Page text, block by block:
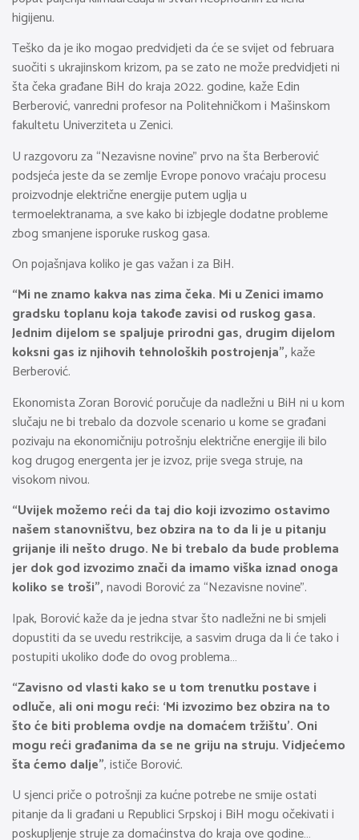
higijenu.
Teško da je iko mogao predvidjeti da će se svijet od februara
suočiti s ukrajinskom krizom, pa se zato ne može predvidjeti ni
šta čeka građane BiH do kraja 2022. godine, kaže Edin
Berberović, vanredni profesor na Politehničkom i Mašinskom
fakultetu Univerziteta u Zenici.
U razgovoru za “Nezavisne novine” prvo na šta Berberović
podsjeća jeste da se zemlje Evrope ponovo vraćaju procesu
proizvodnje električne energije putem uglja u
termoelektranama, a sve kako bi izbjegle dodatne probleme
zbog smanjene isporuke ruskog gasa.
On pojašnjava koliko je gas važan i za BiH.
“Mi ne znamo kakva nas zima čeka. Mi u Zenici imamo
gradsku toplanu koja takođe zavisi od ruskog gasa.
Jednim dijelom se spaljuje prirodni gas, drugim dijelom
koksni gas iz njihovih tehnoloških postrojenja”,kaže
Berberović.
Ekonomista Zoran Borović poručuje da nadležni u BiH ni u kom
slučaju ne bi trebalo da dozvole scenario u kome se građani
pozivaju na ekonomičniju potrošnju električne energije ili bilo
kog drugog energenta jer je izvoz, prije svega struje, na
visokom nivou.
“Uvijek možemo reći da taj dio koji izvozimo ostavimo
našem stanovništvu, bez obzira na to da li je u pitanju
grijanje ili nešto drugo. Ne bi trebalo da bude problema
jer dok god izvozimo znači da imamo viška iznad onoga
koliko se troši”,navodi Borović za “Nezavisne novine”.
Ipak, Borović kaže da je jedna stvar što nadležni ne bi smjeli
dopustiti da se uvedu restrikcije, a sasvim druga da li će tako i
postupiti ukoliko dođe do ovog problema…
“Zavisno od vlasti kako se u tom trenutku postave i
odluče, ali oni mogu reći: ‘Mi izvozimo bez obzira na to
što će biti problema ovdje na domaćem tržištu’. Oni
mogu reći građanima da se ne griju na struju. Vidjećemo
šta ćemo dalje”, ističe Borović.
U sjenci priče o potrošnji za kućne potrebe ne smije ostati
pitanje da li građani u Republici Srpskoj i BiH mogu očekivati i
poskupljenje struje za domaćinstva do kraja ove godine…